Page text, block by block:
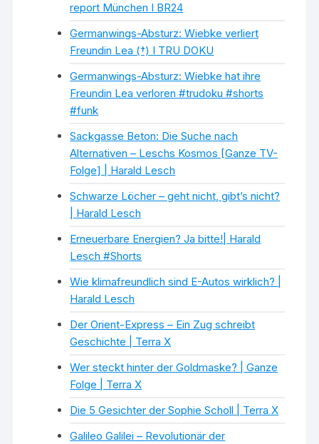
report München I BR24
Germanwings-Absturz: Wiebke verliert
Freundin Lea (†) I TRU DOKU
Germanwings-Absturz: Wiebke hat ihre
Freundin Lea verloren #trudoku #shorts
#funk
Sackgasse Beton: Die Suche nach
Alternativen – Leschs Kosmos [Ganze TV-
Folge] | Harald Lesch
Schwarze Löcher – geht nicht, gibt’s nicht?
| Harald Lesch
Erneuerbare Energien? Ja bitte!| Harald
Lesch #Shorts
Wie klimafreundlich sind E-Autos wirklich? |
Harald Lesch
Der Orient-Express – Ein Zug schreibt
Geschichte | Terra X
Wer steckt hinter der Goldmaske? | Ganze
Folge | Terra X
Die 5 Gesichter der Sophie Scholl | Terra X
Galileo Galilei – Revolutionär der